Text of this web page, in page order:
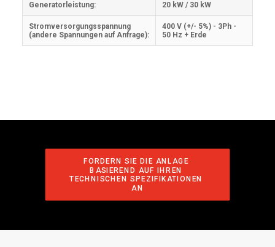
Generatorleistung: 20 kW / 30 kW
Stromversorgungsspannung
(andere Spannungen auf Anfrage):
400 V (+/- 5%) - 3Ph -
50 Hz + Erde
FORDERN SIE DIE ANLAGE
BASIEREND AUF IHREN
TECHNISCHEN SPEZIFIKATIONEN
AN